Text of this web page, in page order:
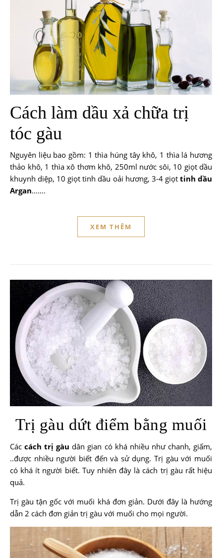
Cách làm dầu xả chữa trị
tóc gàu
Nguyên liệu bao gồm: 1 thìa húng tây khô, 1 thìa lá hương
thảo khô, 1 thìa xô thơm khô, 250ml nước sôi, 10 giọt dầu
khuynh diệp, 10 giọt tinh dầu oải hương, 3-4 giọt tinh dầu
Argan…….
XEM THÊM
Trị gàu dứt điểm bằng muối
Cáccách trị gàu dân gian có khá nhiều như chanh, giấm,
..được nhiều người biết đến và sử dụng. Trị gàu với muối
có khá ít người biết. Tuy nhiên đây là cách trị gàu rất hiệu
quả.
Trị gàu tận gốc với muối khá đơn giản. Dưới đây là hướng
dẫn 2 cách đơn giản trị gàu với muối cho mọi người.